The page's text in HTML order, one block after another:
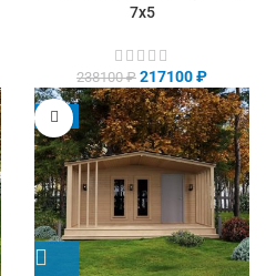
7х5
238100₽ 217100₽
-9%